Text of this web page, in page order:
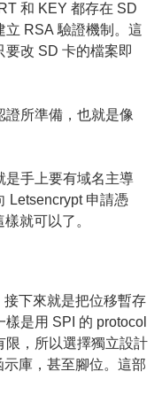
和 KEY 都存在 SD
立 RSA 驗證機制。這
改 SD 卡的檔案即
證所準備，也就是像
是手上要有域名主導
Letsencrypt 申請憑
就可以了。
下來就是把位移暫存
是用 SPI 的 protocol
限，所以選擇獨立設計
庫，甚至腳位。這部